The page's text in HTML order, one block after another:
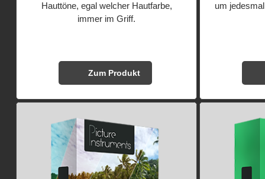
Hauttöne, egal welcher Hautfarbe,
immer im Griff.
Zum Produkt
um